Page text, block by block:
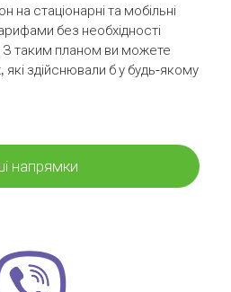
на стаціонарні та мобільні
без необхідності
таким планом ви можете
які здійснювали б у будь-якому
напрямки